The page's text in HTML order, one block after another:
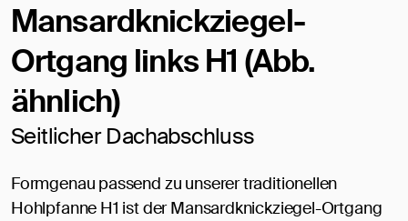
Mansardknickziegel-
Ortgang links H1 (Abb.
ähnlich)
Seitlicher Dachabschluss
Formgenau passend zu unserer traditionellen
Hohlpfanne H1 ist der Mansardknickziegel-Ortgang